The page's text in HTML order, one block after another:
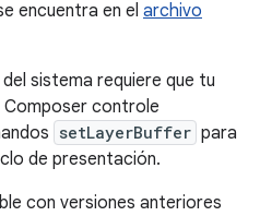
encuentra en el archivo
sistema requiere que tu
Composer controle
setLayerBuffer para
de presentación.
con versiones anteriores